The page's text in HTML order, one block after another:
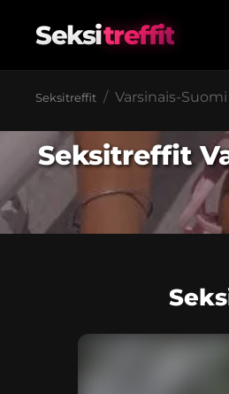
Seksitreffit
Seksitreffit Varsinais-Suomi
Seksitreffit